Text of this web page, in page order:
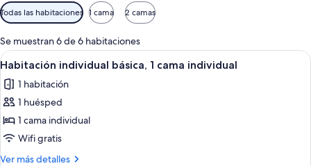
Filtros
disponibles
para
las
habitaciones
Todas las habitaciones 1 cama 2 camas
Se muestran 6 de 6 habitaciones
Abrir
todas
las
fotos
de
Habitación
individual
Una habitación con cama, escritorio,
10
Habitación individual básica, 1 cama individual
1 habitación
1 huésped
1 cama individual
Wifi gratis
Ver más detalles
Más